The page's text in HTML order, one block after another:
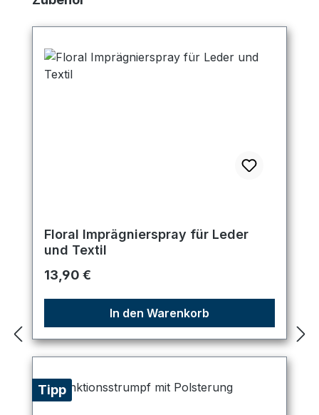
Floral Imprägnierspray für Leder
und Textil
Regulärer Preis:
13,90 €
In den Warenkorb
Tipp